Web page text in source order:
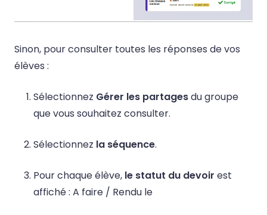
Sinon, pour consulter toutes les réponses de vos
élèves :
Sélectionnez Gérer les partagesdu groupe
que vous souhaitez consulter.
Sélectionnez la séquence.
Pour chaque élève, le statut du devoir est
affiché : A faire / Rendu le